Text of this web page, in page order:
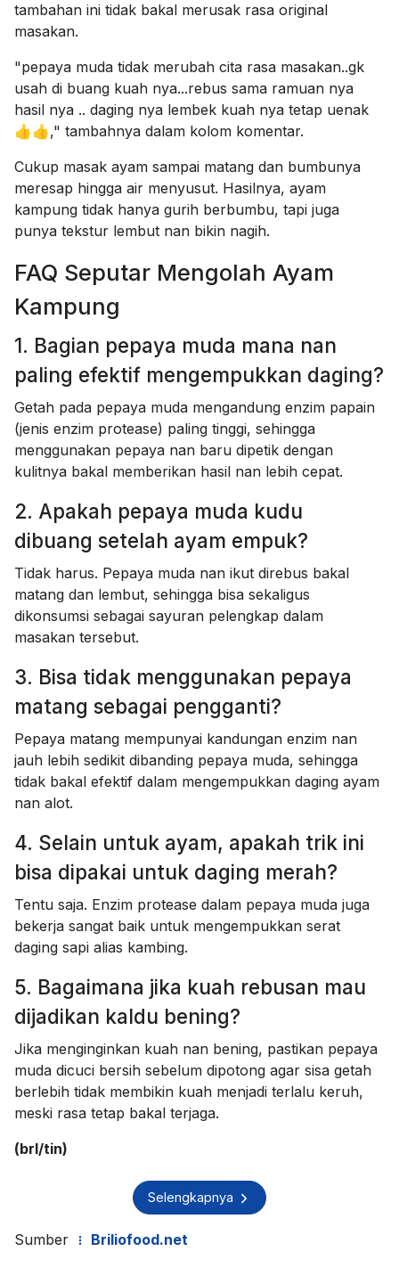
tambahan ini tidak bakal merusak rasa original
masakan.
"pepaya muda tidak merubah cita rasa masakan..gk
usah di buang kuah nya...rebus sama ramuan nya
hasil nya .. daging nya lembek kuah nya tetap uenak
👍👍," tambahnya dalam kolom komentar.
Cukup masak ayam sampai matang dan bumbunya
meresap hingga air menyusut. Hasilnya, ayam
kampung tidak hanya gurih berbumbu, tapi juga
punya tekstur lembut nan bikin nagih.
FAQ Seputar Mengolah Ayam
Kampung
1. Bagian pepaya muda mana nan
paling efektif mengempukkan daging?
Getah pada pepaya muda mengandung enzim papain
(jenis enzim protease) paling tinggi, sehingga
menggunakan pepaya nan baru dipetik dengan
kulitnya bakal memberikan hasil nan lebih cepat.
2. Apakah pepaya muda kudu
dibuang setelah ayam empuk?
Tidak harus. Pepaya muda nan ikut direbus bakal
matang dan lembut, sehingga bisa sekaligus
dikonsumsi sebagai sayuran pelengkap dalam
masakan tersebut.
3. Bisa tidak menggunakan pepaya
matang sebagai pengganti?
Pepaya matang mempunyai kandungan enzim nan
jauh lebih sedikit dibanding pepaya muda, sehingga
tidak bakal efektif dalam mengempukkan daging ayam
nan alot.
4. Selain untuk ayam, apakah trik ini
bisa dipakai untuk daging merah?
Tentu saja. Enzim protease dalam pepaya muda juga
bekerja sangat baik untuk mengempukkan serat
daging sapi alias kambing.
5. Bagaimana jika kuah rebusan mau
dijadikan kaldu bening?
Jika menginginkan kuah nan bening, pastikan pepaya
muda dicuci bersih sebelum dipotong agar sisa getah
berlebih tidak membikin kuah menjadi terlalu keruh,
meski rasa tetap bakal terjaga.
(brl/tin)
Selengkapnya
Sumber Briliofood.net